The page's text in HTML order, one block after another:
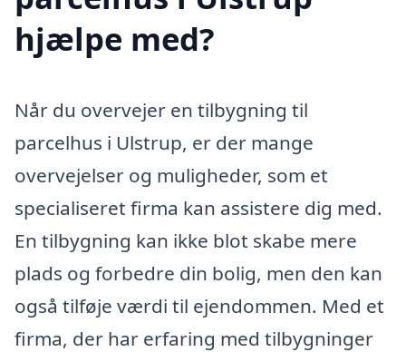
hjælpe med?
Når du overvejer en tilbygning til
parcelhus i Ulstrup, er der mange
overvejelser og muligheder, som et
specialiseret firma kan assistere dig med.
En tilbygning kan ikke blot skabe mere
plads og forbedre din bolig, men den kan
også tilføje værdi til ejendommen. Med et
firma, der har erfaring med tilbygninger